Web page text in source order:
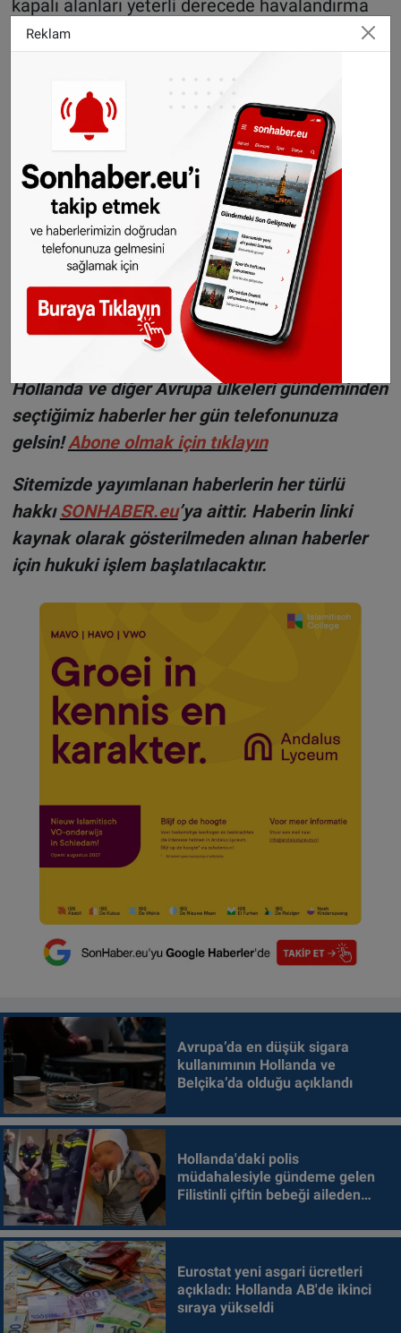
kapalı alanları yeterli derecede havalandırma
tavsiyelerinde bulunuldu.
Hollanda'da ilk olarak 27 Şubat’ta İtalya’nın
kuzeyindeki Lombardiya bölgesinden dönen
birinde rastlanan Covid-19 nedeniyle başlayan
salgında bu güne kadar 8 milyon 600 bin 120
kişinin testi pozitif sonuç verirken, 22 bin 992
kişi Covid-19 sebebiyle yaşamını yitirdi.
©Sonhaber.eu
Haberlerimiziİnstagram hesabımızdan
edebilirsiniz.
WhatsAppta ücretsiz bültenimize abone olun,
Hollanda ve diğer Avrupa ülkeleri gündeminden
seçtiğimiz haberler her gün telefonunuza
gelsin! Abone olmak için tıklayın
Sitemizde yayımlanan haberlerin her türlü
hakkıSONHABER.eu’ya aittir. Haberin linki
kaynak olarak gösterilmeden alınan haberler
için hukuki işlem başlatılacaktır.
Avrupa’da en düşük sigara
kullanımının Hollanda ve
Belçika’da olduğu açıklandı
Hollanda'daki polis
müdahalesiyle gündeme gelen
Filistinli çiftin bebeği aileden
Eurostat yeni asgari ücretleri
açıkladı: Hollanda AB'de ikinci
sıraya yükseldi
Reklam